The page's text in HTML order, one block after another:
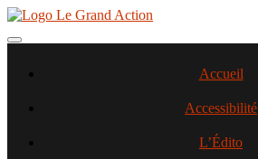
Aller
contenu
Toggle navigation
Accueil
Accessibilité
L’Édito